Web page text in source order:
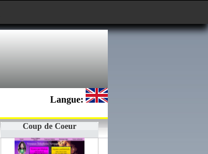
Langue:
Coup de Coeur